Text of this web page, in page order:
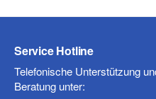
Telefon
Service Hotline
Telefonische Unterstützung
Beratung unter: